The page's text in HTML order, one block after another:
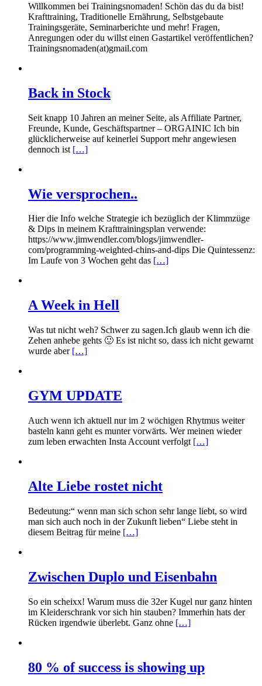
Willkommen bei Trainingsnomaden! Schön das du da bist!
Krafttraining, Traditionelle Ernährung, Selbstgebaute
Trainingsgeräte, Seminarberichte und mehr! Fragen,
Anregungen oder du willst einen Gastartikel veröffentlichen?
Trainingsnomaden(at)gmail.com
Back in Stock
Seit knapp 10 Jahren an meiner Seite, als Affiliate Partner,
Freunde, Kunde, Geschäftspartner – ORGAINIC Ich bin
glücklicherweise auf keinerlei Support mehr angewiesen
dennoch ist […]
Wie versprochen..
Hier die Info welche Strategie ich bezüglich der Klimmzüge
& Dips in meinem Krafttrainingsplan verwende:
https://www.jimwendler.com/blogs/jimwendler-
com/programming-weighted-chins-and-dips Die Quintessenz:
Im Laufe von 3 Wochen geht das […]
A Week in Hell
Was tut nicht weh? Schwer zu sagen.Ich glaub wenn ich die
Zehen anhebe gehts 🙂 Es ist nicht so, dass ich nicht gewarnt
wurde aber […]
GYM UPDATE
Auch wenn ich aktuell nur im 2 wöchigen Rhytmus weiter
basteln kann geht es munter vorwärts. Wer meinen wieder
zum leben erwachten Insta Account verfolgt […]
Alte Liebe rostet nicht
Bedeutung:“ wenn man sich schon sehr lange liebt, so wird
man sich auch noch in der Zukunft lieben“ Liebe steht in
diesem Beitrag für meine […]
Zwischen Duplo und Eisenbahn
So ein scheixx! Warum muss die 32er Kugel nur ganz hinten
im Kleiderschrank vor sich hin stauben? Immerhin hats der
Rücken irgendwie überlebt. Ganz ohne […]
80 % of success is showing up